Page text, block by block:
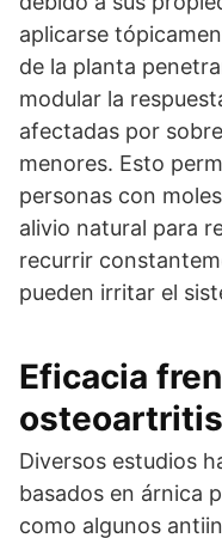
aplicarse
de la planta
modular la
afectadas por
menores. Esto
personas con
alivio natural para
recurrir
pueden irritar el
Eficacia
Diversos estudios
basados en árnica
como algunos